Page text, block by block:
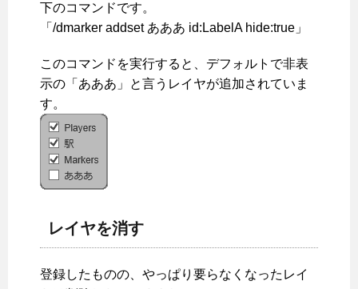
下のコマンドです。
「/dmarker addset あああ id:LabelA hide:true」
このコマンドを実行すると、デフォルトで非表
示の「あああ」と言うレイヤが追加されていま
す。
レイヤを消す
登録したものの、やっぱり要らなくなったレイ